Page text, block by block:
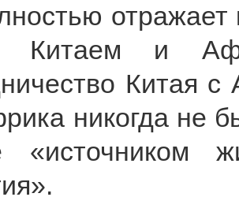
Китаем и
Китая
никогда не
«источником